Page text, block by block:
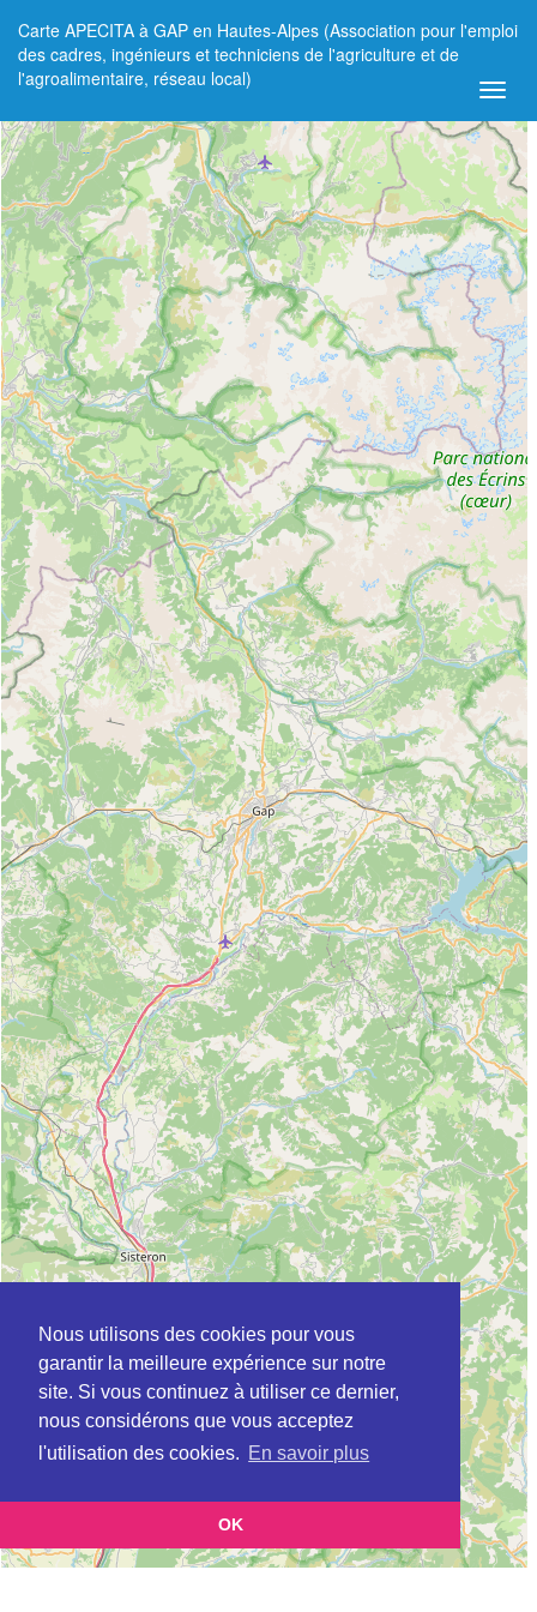
Nous utilisons des cookies pour vous
garantir la meilleure expérience sur notre
site. Si vous continuez à utiliser ce dernier,
nous considérons que vous acceptez
l'utilisation des cookies. En savoir plus
OK
Carte APECITA à GAP en Hautes-Alpes (Association pour l'emploi
des cadres, ingénieurs et techniciens de l'agriculture et de
l'agroalimentaire, réseau local)
+
−